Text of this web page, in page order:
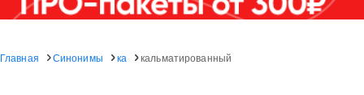
Главная Синонимы ка кальматированный